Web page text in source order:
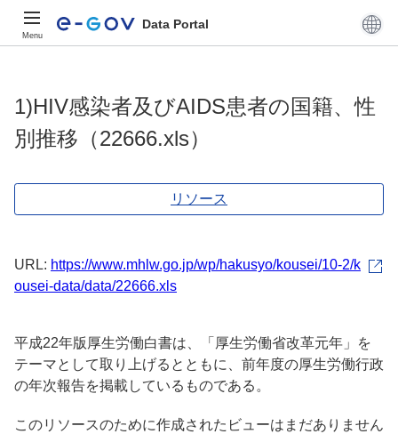
Menu
Data Portal
1)HIV感染者及びAIDS患者の国籍、性
別推移（22666.xls）
リソース
URL: https://www.mhlw.go.jp/wp/hakusyo/kousei/10-2/k
ousei-data/data/22666.xls
平成22年版厚生労働白書は、「厚生労働省改革元年」を
テーマとして取り上げるとともに、前年度の厚生労働行政
の年次報告を掲載しているものである。
このリソースのために作成されたビューはまだありません